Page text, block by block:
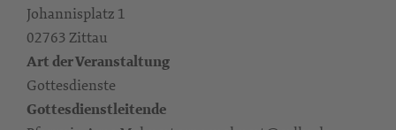
Johannisplatz 1
02763 Zittau
Art der Veranstaltung
Gottesdienste
Gottesdienstleitende